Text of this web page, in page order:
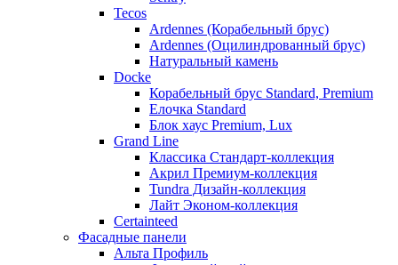
Tecos
Ardennes (Корабельный брус)
Ardennes (Оцилиндрованный брус)
Натуральный камень
Docke
Корабельный брус Standard, Premium
Елочка Standard
Блок хаус Premium, Lux
Grand Line
Классика Стандарт-коллекция
Акрил Премиум-коллекция
Tundra Дизайн-коллекция
Лайт Эконом-коллекция
Certainteed
Фасадные панели
Альта Профиль